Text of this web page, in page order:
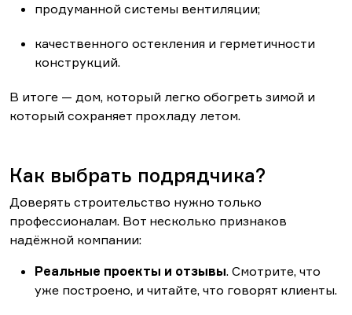
продуманной системы вентиляции;
качественного остекления и герметичности
конструкций.
В итоге — дом, который легко обогреть зимой и
который сохраняет прохладу летом.
Как выбрать подрядчика?
Доверять строительство нужно только
профессионалам. Вот несколько признаков
надёжной компании:
Реальные проекты и отзывы. Смотрите, что
уже построено, и читайте, что говорят клиенты.